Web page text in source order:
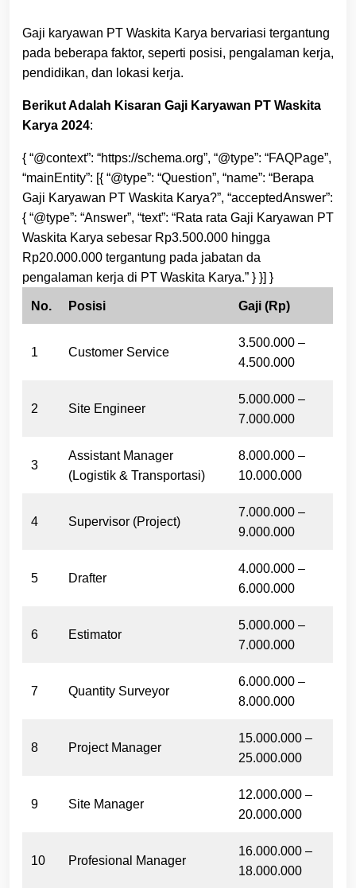
Gaji karyawan PT Waskita Karya bervariasi tergantung
pada beberapa faktor, seperti posisi, pengalaman kerja,
pendidikan, dan lokasi kerja.
Berikut Adalah Kisaran Gaji Karyawan PT Waskita
Karya 2024:
{ “@context”: “https://schema.org”, “@type”: “FAQPage”,
“mainEntity”: [{ “@type”: “Question”, “name”: “Berapa
Gaji Karyawan PT Waskita Karya?”, “acceptedAnswer”:
{ “@type”: “Answer”, “text”: “Rata rata Gaji Karyawan PT
Waskita Karya sebesar Rp3.500.000 hingga
Rp20.000.000 tergantung pada jabatan da
pengalaman kerja di PT Waskita Karya.” } }] }
No. Posisi Gaji (Rp)
1 Customer Service
3.500.000 –
4.500.000
2 Site Engineer
5.000.000 –
7.000.000
3
Assistant Manager
(Logistik & Transportasi)
8.000.000 –
10.000.000
4 Supervisor (Project)
7.000.000 –
9.000.000
5 Drafter
4.000.000 –
6.000.000
6 Estimator
5.000.000 –
7.000.000
7 Quantity Surveyor
6.000.000 –
8.000.000
8 Project Manager
15.000.000 –
25.000.000
9 Site Manager
12.000.000 –
20.000.000
10 Profesional Manager
16.000.000 –
18.000.000